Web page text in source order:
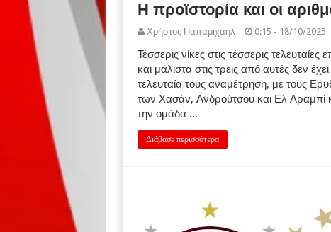
Η προϊστορία και οι
Χρήστος Παπαμιχαήλ 0:15 - 18/10/2025
Τέσσερις νίκες στις τέσσερις
και μάλιστα στις τρεις από αυτές δεν
τελευταία τους αναμέτρηση, με τους
των Χασάν, Ανδρούτσου και Ελ Αραμπί
την ομάδα ...
Διάβασε περισσότερα